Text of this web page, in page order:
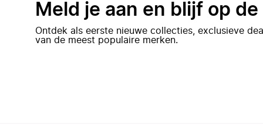
Meld je aan en blijf op
Ontdek als eerste nieuwe collecties, exclusieve
van de meest populaire merken.